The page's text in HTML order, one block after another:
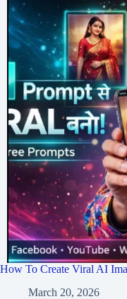
How To Create Viral AI
March 20, 2026